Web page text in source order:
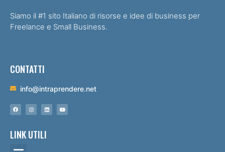
Siamo il #1 sito Italiano di risorse e idee di business per
Freelance e Small Business.
CONTATTI
info@intraprendere.net
LINK UTILI